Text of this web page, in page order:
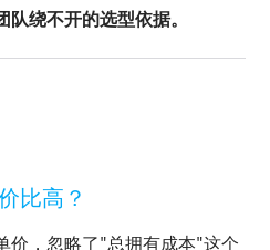
绕不开的选型依据。
比高？
价，忽略了"总拥有成本"这个